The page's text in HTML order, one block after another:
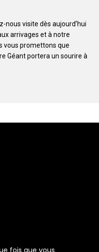
nous visite dès aujourd’hui
arrivages et à notre
vous promettons que
Géant portera un sourire à
fois que vous